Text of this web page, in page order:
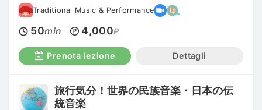
Traditional Music & Performance
50min 4,000P
Prenota lezione Dettagli
旅行気分！世界の民族音楽・日本の伝
統音楽